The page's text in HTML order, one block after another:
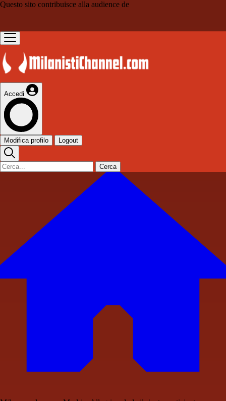
Questo sito contribuisce alla audience de
Accedi
Modifica profilo Logout
Cerca